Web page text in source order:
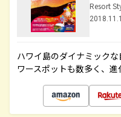
Resort
ハワイ島のダイナミック
ワースポットも数多く、